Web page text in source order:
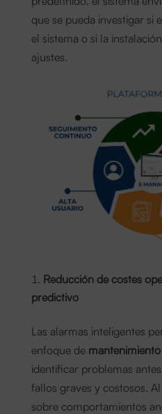
que se pueda investigar si
el sistema o si la
ajustes.
Reducción de costes
predictivo
Las alarmas inteligentes
enfoque de
identificar problemas
fallos graves y costosos.
sobre comportamientos